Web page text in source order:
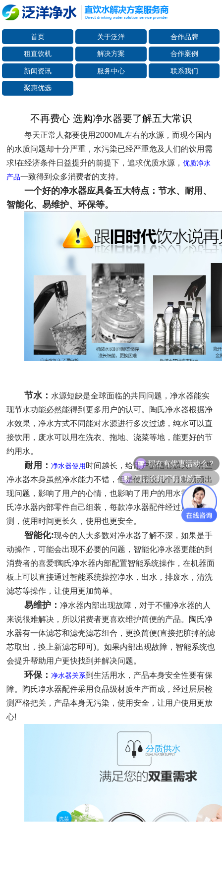
首页 关于泛洋 合作品牌
租直饮机 解决方案 合作案例
新闻资讯 服务中心 联系我们
聚惠优选
不再费心 选购净水器要了解五大常识
每天正常人都要使用2000ML左右的水源，而现今国内
的水质问题却十分严重，水污染已经严重危及人们的饮用需
求!在经济条件日益提升的前提下，追求优质水源，优质净水
产品一致得到众多消费者的支持。
一个好的净水器应具备五大特点：节水、耐用、
智能化、易维护、环保等。
节水：水源短缺是全球面临的共同问题，净水器能实
现节水功能必然能得到更多用户的认可。陶氏净水器根据净
水效果，净水方式不同能对水源进行多次过滤，纯水可以直
接饮用，废水可以用在洗衣、拖地、浇菜等地，能更好的节
约用水。
耐用：净水器使用时间越长，给用户的信心越大。有些
净水器本身虽然净水能力不错，但是使用没几个月就频频出
现问题，影响了用户的心情，也影响了用户的用水需求。陶
氏净水器内部零件自己组装，每款净水器配件经过层层检
测，使用时间更长久，使用也更安全。
智能化:现今的人大多数对净水器了解不深，如果是手
动操作，可能会出现不必要的问题，智能化净水器更能的到
消费者的喜爱!陶氏净水器内部配置智能系统操作，在机器面
板上可以直接通过智能系统操控净水，出水，排废水，清洗
滤芯等操作，让使用更加简单。
易维护：净水器内部出现故障，对于不懂净水器的人
来说很难解决，所以消费者更喜欢维护简便的产品。陶氏净
水器有一体滤芯和滤壳滤芯组合，更换简便(直接把脏掉的滤
芯取出，换上新滤芯即可)。如果内部出现故障，智能系统也
会提升帮助用户更快找到并解决问题。
环保：净水器关系到生活用水，产品本身安全性要有保
障。陶氏净水器配件采用食品级材质生产而成，经过层层检
测严格把关，产品本身无污染，使用安全，让用户使用更放
心!
可以介绍下你们的产品么？
现在有优惠活动么？